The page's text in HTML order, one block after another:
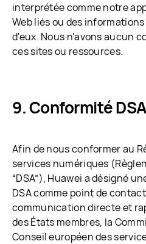
interprétée comme notre
Web liés ou des
d'eux. Nous n'avons aucun
ces sites ou ressources.
Conformité DSA
Afin de nous conformer au
services numériques
“DSA”), Huawei a désigné
DSA comme point de
communication directe et
des États membres, la
Conseil européen des